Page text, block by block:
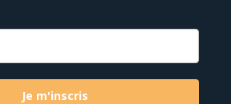
Je m'inscris